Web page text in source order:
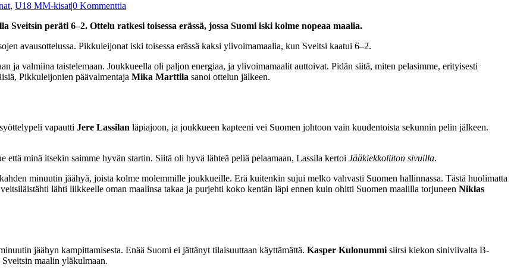
, U18 MM-kisat|0 Kommenttia
Sveitsin peräti 6–2. Ottelu ratkesi toisessa erässä, jossa Suomi iski kolme nopeaa maalia.
avausottelussa. Pikkuleijonat iski toisessa erässä kaksi ylivoimamaalia, kun Sveitsi kaatui 6–2.
ja valmiina taistelemaan. Joukkueella oli paljon energiaa, ja ylivoimamaalit auttoivat. Pidän siitä, miten pelasimme, erityisesti
Pikkuleijonien päävalmentaja Mika Marttila sanoi ottelun jälkeen.
syöttelypeli vapautti Jere Lassilan läpiajoon, ja joukkueen kapteeni vei Suomen johtoon vain kuudentoista sekunnin pelin jälkeen.
minä itsekin saimme hyvän startin. Siitä oli hyvä lähteä peliä pelaamaan, Lassila kertoi Jääkiekkoliiton sivuilla.
minuutin jäähyä, joista kolme molemmille joukkueille. Erä kuitenkin sujui melko vahvasti Suomen hallinnassa. Tästä huolimatta
lähti liikkeelle oman maalinsa takaa ja purjehti koko kentän läpi ennen kuin ohitti Suomen maalilla torjuneen Niklas
jäähyn kampittamisesta. Enää Suomi ei jättänyt tilaisuuttaan käyttämättä. Kasper Kulonummi siirsi kiekon siniviivalta B-
maalin yläkulmaan.